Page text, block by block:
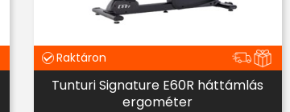
Raktáron
Tunturi Signature E60R háttámlás
ergométer